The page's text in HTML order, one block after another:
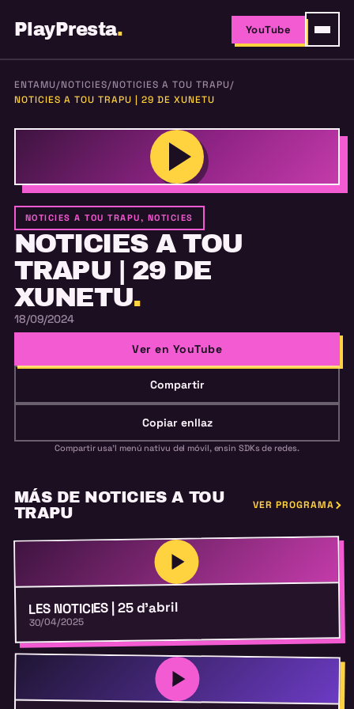
PlayPresta. YouTube
ENTAMU/NOTICIES/NOTICIES A TOU TRAPU/
NOTICIES A TOU TRAPU | 29 DE XUNETU
NOTICIES A TOU TRAPU, NOTICIES
NOTICIES A TOU
TRAPU | 29 DE
XUNETU.
18/09/2024
Ver en YouTube
Compartir
Copiar enllaz
Compartir usa'l menú nativu del móvil, ensin SDKs de redes.
MÁS DE NOTICIES A TOU
TRAPU
VER PROGRAMA
LES NOTICIES | 25 d’abril
30/04/2025